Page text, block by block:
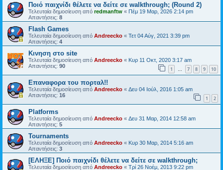
Ποιό παιχνίδι θέλετε να δείτε σε walkthrough; (Round 2)
Τελευταία δημοσίευση από redmanftw « Πέμ 19 Μαρ, 2026 2:14 pm
Απαντήσεις: 8
Flash Games
Τελευταία δημοσίευση από Andreecko « Τετ 04 Αύγ, 2021 3:39 pm
Απαντήσεις: 4
Κινηση στο site
Τελευταία δημοσίευση από Andreecko « Κυρ 11 Οκτ, 2020 3:17 am
Απαντήσεις: 90 1 … 7 8 9 10
Επαναφορα του πορταλ!!
Τελευταία δημοσίευση από Andreecko « Δευ 04 Ιούλ, 2016 1:05 am
Απαντήσεις: 16 1 2
Platforms
Τελευταία δημοσίευση από Andreecko « Δευ 31 Μαρ, 2014 12:58 am
Απαντήσεις: 5
Tournaments
Τελευταία δημοσίευση από Andreecko « Κυρ 30 Μαρ, 2014 5:16 am
Απαντήσεις: 3
[ΕΛΗΞΕ] Ποιό παιχνίδι θέλετε να δείτε σε walkthrough;
Τελευταία δημοσίευση από Andreecko « Τρί 26 Νοέμ, 2013 9:22 pm